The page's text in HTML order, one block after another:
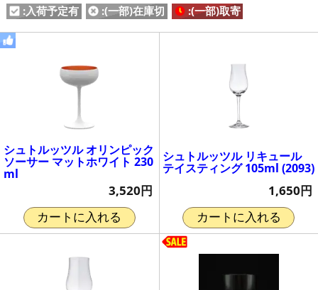
:入荷予定有
:(一部)在庫切 :(一部)取寄
シュトルッツル オリンピック
ソーサー マットホワイト 230
ml
3,520円
カートに入れる
シュトルッツル リキュール
テイスティング 105ml (2093)
1,650円
カートに入れる